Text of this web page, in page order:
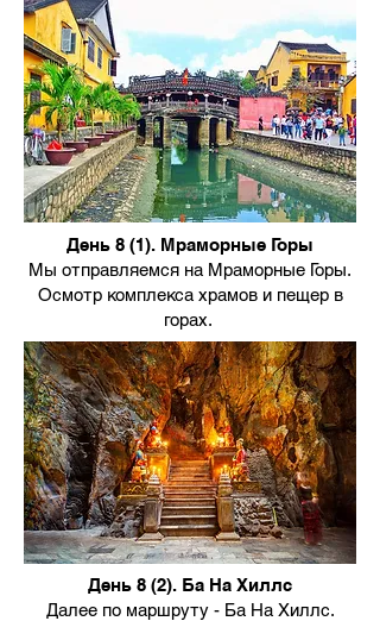
День 8 (1). Мраморные Горы
Мы отправляемся на Мраморные Горы.
Осмотр комплекса храмов и пещер в
горах.
День 8 (2). Ба На Хиллс
Далее по маршруту - Ба На Хиллс.